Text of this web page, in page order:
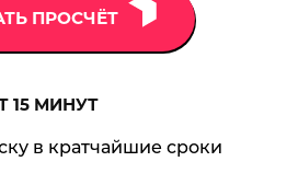
ПРОСЧЁТ
15 МИНУТ
в кратчайшие сроки